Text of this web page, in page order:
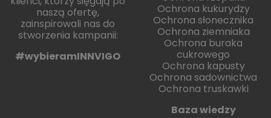
naszą ofertę,
zainspirowali nas do
stworzenia kampanii:
#wybieramINNVIGO
Ochrona kukurydzy
Ochrona słonecznika
Ochrona ziemniaka
Ochrona buraka
cukrowego
Ochrona kapusty
Ochrona sadownictwa
Ochrona truskawki
Baza wiedzy